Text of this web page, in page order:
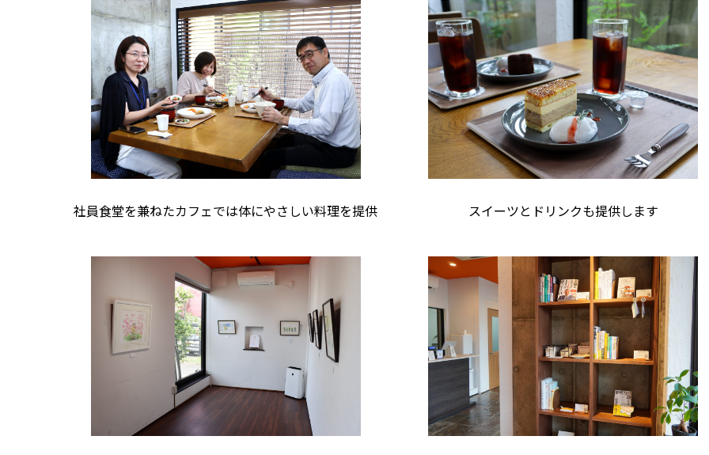
社員食堂を兼ねたカフェでは体にやさしい料理を提供 スイーツとドリンクも提供します